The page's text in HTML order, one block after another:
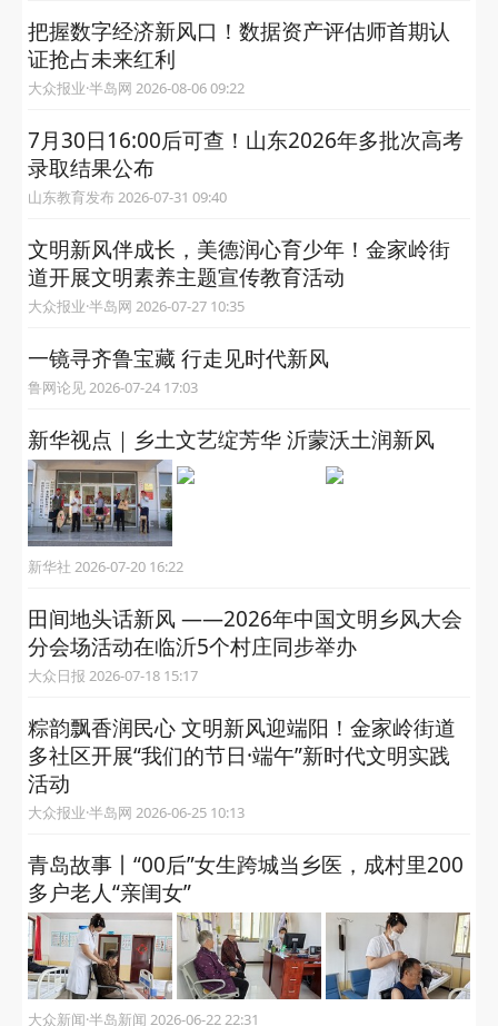
把握数字经济新风口！数据资产评估师首期认
证抢占未来红利
大众报业·半岛网 2026-08-06 09:22
7月30日16:00后可查！山东2026年多批次高考
录取结果公布
山东教育发布 2026-07-31 09:40
文明新风伴成长，美德润心育少年！金家岭街
道开展文明素养主题宣传教育活动
大众报业·半岛网 2026-07-27 10:35
一镜寻齐鲁宝藏 行走见时代新风
鲁网论见 2026-07-24 17:03
新华视点｜乡土文艺绽芳华 沂蒙沃土润新风
新华社 2026-07-20 16:22
田间地头话新风 ——2026年中国文明乡风大会
分会场活动在临沂5个村庄同步举办
大众日报 2026-07-18 15:17
粽韵飘香润民心 文明新风迎端阳！金家岭街道
多社区开展“我们的节日·端午”新时代文明实践
活动
大众报业·半岛网 2026-06-25 10:13
青岛故事丨“00后”女生跨城当乡医，成村里200
多户老人“亲闺女”
大众新闻·半岛新闻 2026-06-22 22:31